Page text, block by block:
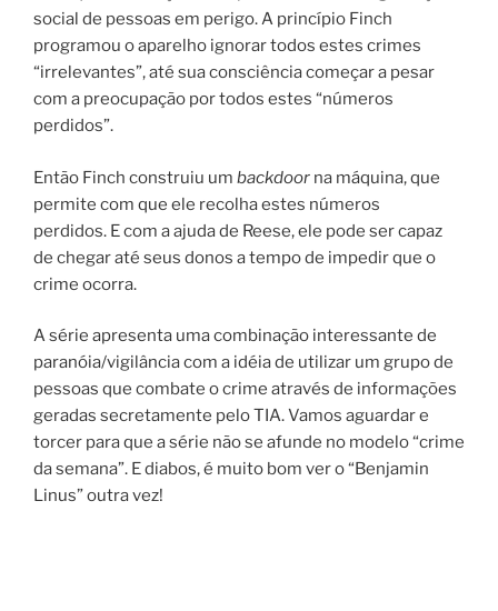
social de pessoas em perigo. A princípio Finch
programou o aparelho ignorar todos estes crimes
“irrelevantes”, até sua consciência começar a pesar
com a preocupação por todos estes “números
perdidos”.
Então Finch construiu um backdoor na máquina, que
permite com que ele recolha estes números
perdidos. E com a ajuda de Reese, ele pode ser capaz
de chegar até seus donos a tempo de impedir que o
crime ocorra.
A série apresenta uma combinação interessante de
paranóia/vigilância com a idéia de utilizar um grupo de
pessoas que combate o crime através de informações
geradas secretamente pelo TIA. Vamos aguardar e
torcer para que a série não se afunde no modelo “crime
da semana”. E diabos, é muito bom ver o “Benjamin
Linus” outra vez!